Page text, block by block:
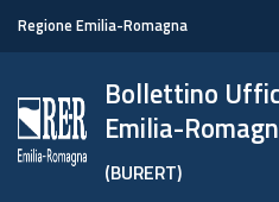
Regione Emilia-Romagna
Bollettino
Emilia-
(BURERT)